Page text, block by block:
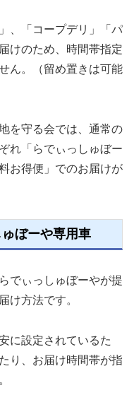
、「コープデリ」「パ
けのため、時間帯指定
ん。（留め置きは可能
を守る会では、通常の
れ「らでぃっしゅぼー
お得便」でのお届けが
ぼーや専用車
でぃっしゅぼーやが提
け方法です。
に設定されているた
り、お届け時間帯が指